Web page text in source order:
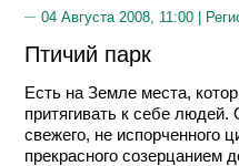
04 Августа 2008, 11:00 |
Птичий парк
Есть на Земле места,
притягивать к себе
свежего, не испорченного
прекрасного созерцанием